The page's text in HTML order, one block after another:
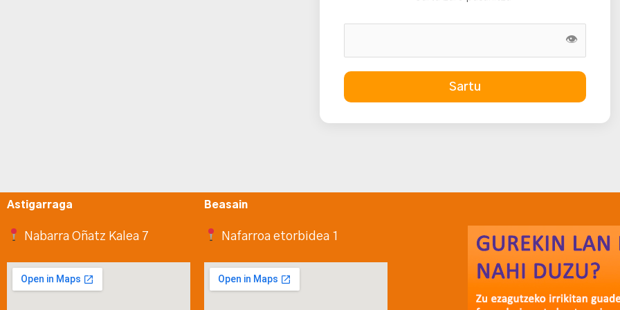
👁
Sartu
Astigarraga
Nabarra Oñatz Kalea 7
Beasain
Nafarroa etorbidea 1